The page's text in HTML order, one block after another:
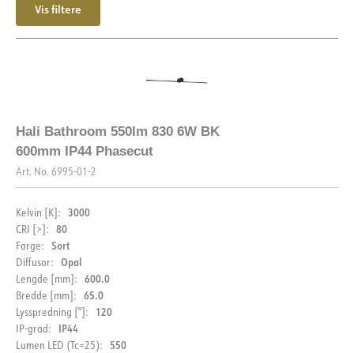
Vis filtere
Hali Bathroom 550lm 830 6W BK
600mm IP44 Phasecut
Art. No. 6995-01-2
Kelvin [K]: 3000
CRI [>]: 80
Farge: Sort
Diffusor: Opal
Lengde [mm]: 600.0
Bredde [mm]: 65.0
Lysspredning [°]: 120
IP-grad: IP44
Lumen LED (Tc=25): 550